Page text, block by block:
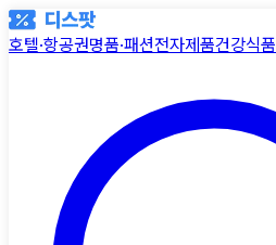
호텔·항공권명품·패션전자제품건강식품